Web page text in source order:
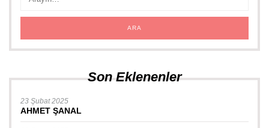
Son Eklenenler
23 Şubat 2025
AHMET ŞANAL